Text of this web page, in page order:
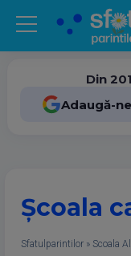
Din
Adaugă-
Şcoala
Sfatulparintilor » Scoala